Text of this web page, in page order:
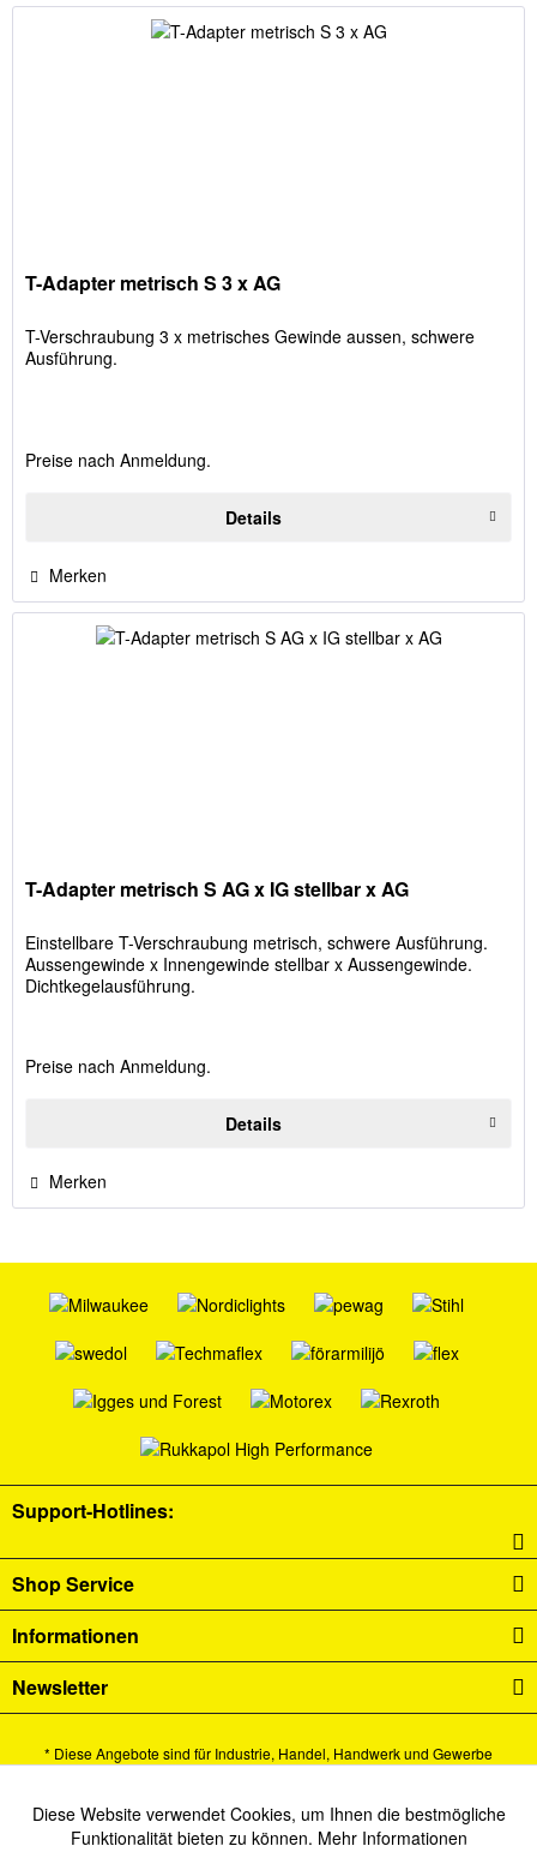
T-Adapter metrisch S 3 x AG
T-Verschraubung 3 x metrisches Gewinde aussen, schwere
Ausführung.
Preise nach Anmeldung.
Details
Merken
T-Adapter metrisch S AG x IG stellbar x AG
Einstellbare T-Verschraubung metrisch, schwere Ausführung.
Aussengewinde x Innengewinde stellbar x Aussengewinde.
Dichtkegelausführung.
Preise nach Anmeldung.
Details
Merken
Support-Hotlines:
Shop Service
Informationen
Newsletter
* Diese Angebote sind für Industrie, Handel, Handwerk und Gewerbe
Alle Preise verstehen sich zzgl. Mehrwertsteuer undVersandkostenund ggf.
Nachnahmegebühren, wenn nicht anders beschrieben.
Funktionale Aktiv
Diese Website verwendet Cookies, um Ihnen die bestmögliche
Funktionalität bieten zu können. Mehr Informationen